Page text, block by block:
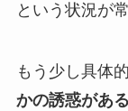
という状況が
もう少し具体
かの誘惑があ